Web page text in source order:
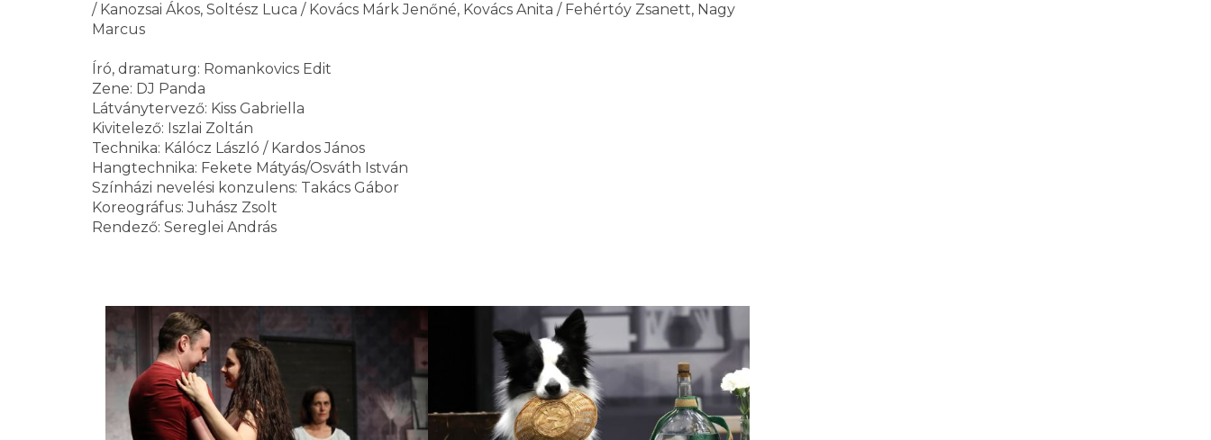
/ Kanozsai Ákos, Soltész Luca / Kovács Márk Jenőné, Kovács Anita / Fehértóy Zsanett, Nagy
Marcus
Író, dramaturg: Romankovics Edit
Zene: DJ Panda
Látványtervező: Kiss Gabriella
Kivitelező: Iszlai Zoltán
Technika: Kálócz László / Kardos János
Hangtechnika: Fekete Mátyás/Osváth István
Színházi nevelési konzulens: Takács Gábor
Koreográfus: Juhász Zsolt
Rendező: Sereglei András